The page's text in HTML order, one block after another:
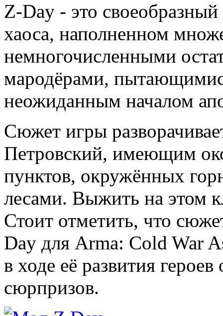
Z-Day - это
хаоса, наполненном
немногочисленными
мародёрами,
неожиданным началом
Сюжет игры
Петровский, имеющим
пунктов, окружённых
лесами. Выжить на этом
Стоит отметить, что
Day для Arma: Cold War
в ходе её развития
сюрпризов.